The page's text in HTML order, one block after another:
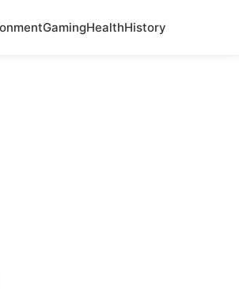
GamingHealthHistory